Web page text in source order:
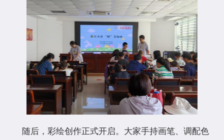
随后，彩绘创作正式开启。大家手持画笔、调配色